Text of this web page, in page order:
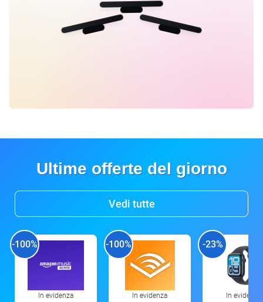
Ultime offerte del giorno
Vedi tutte
-100%
In evidenza
-100%
In evidenza
-23%
In evidenza